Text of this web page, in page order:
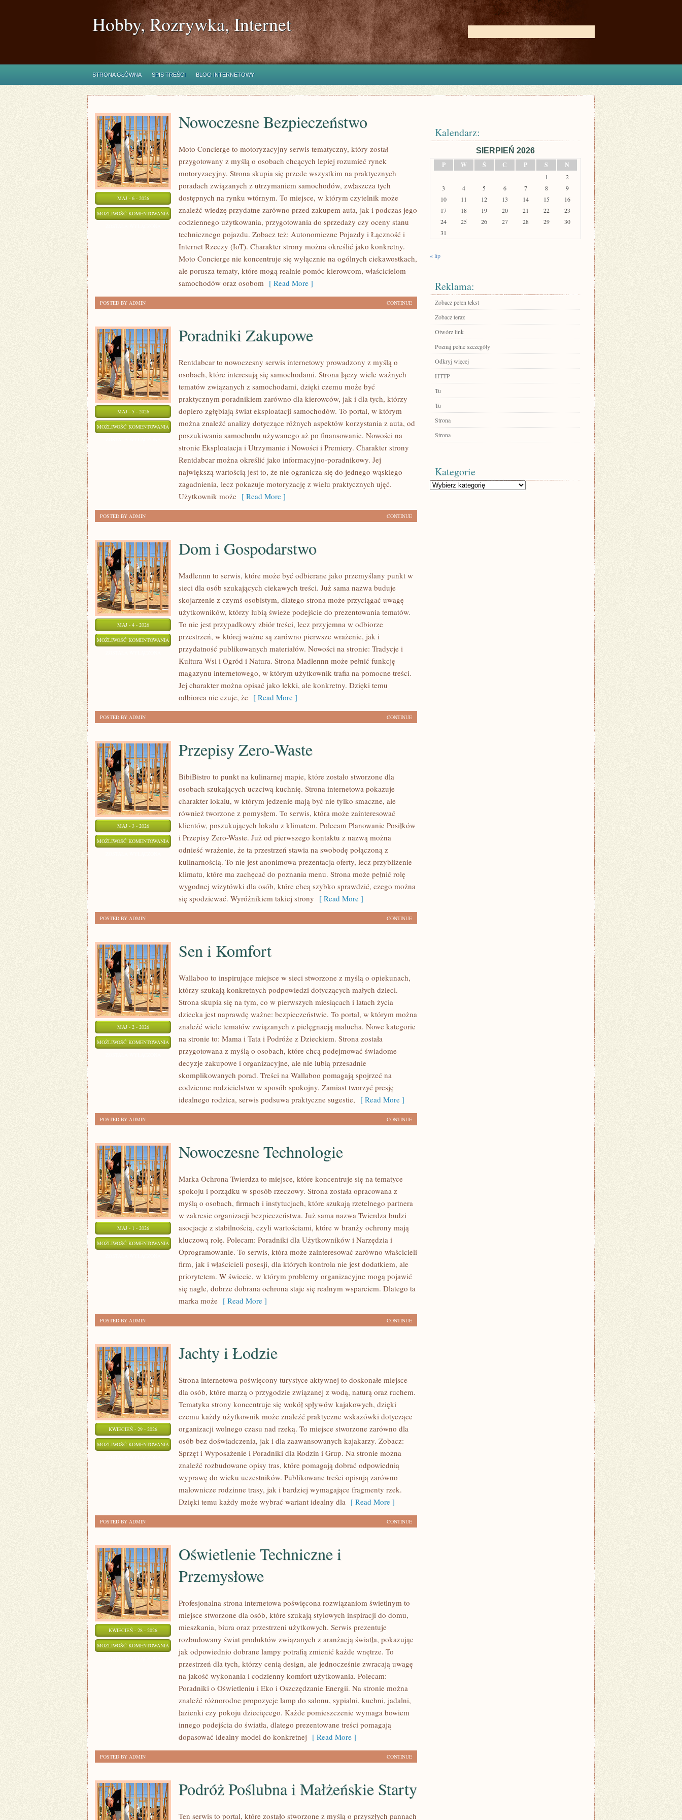
Hobby, Rozrywka, Internet
STRONA GŁÓWNA SPIS TREŚCI BLOG INTERNETOWY
MAJ - 6 - 2026
MOŻLIWOŚĆ KOMENTOWANIA NOWOCZESNE
BEZPIECZEŃSTWO
Nowoczesne Bezpieczeństwo
Moto Concierge to motoryzacyjny serwis tematyczny, który został
przygotowany z myślą o osobach chcących lepiej rozumieć rynek
motoryzacyjny. Strona skupia się przede wszystkim na praktycznych
poradach związanych z utrzymaniem samochodów, zwłaszcza tych
dostępnych na rynku wtórnym. To miejsce, w którym czytelnik może
znaleźć wiedzę przydatne zarówno przed zakupem auta, jak i podczas jego
codziennego użytkowania, przygotowania do sprzedaży czy oceny stanu
technicznego pojazdu. Zobacz też: Autonomiczne Pojazdy i Łączność i
Internet Rzeczy (IoT). Charakter strony można określić jako konkretny.
Moto Concierge nie koncentruje się wyłącznie na ogólnych ciekawostkach,
ale porusza tematy, które mogą realnie pomóc kierowcom, właścicielom
samochodów oraz osobom [ Read More ]
CONTINUE
POSTED BY ADMIN
MAJ - 5 - 2026
MOŻLIWOŚĆ KOMENTOWANIA PORADNIKI
ZAKUPOWE
Poradniki Zakupowe
Rentdabcar to nowoczesny serwis internetowy prowadzony z myślą o
osobach, które interesują się samochodami. Strona łączy wiele ważnych
tematów związanych z samochodami, dzięki czemu może być
praktycznym poradnikiem zarówno dla kierowców, jak i dla tych, którzy
dopiero zgłębiają świat eksploatacji samochodów. To portal, w którym
można znaleźć analizy dotyczące różnych aspektów korzystania z auta, od
poszukiwania samochodu używanego aż po finansowanie. Nowości na
stronie Eksploatacja i Utrzymanie i Nowości i Premiery. Charakter strony
Rentdabcar można określić jako informacyjno-poradnikowy. Jej
największą wartością jest to, że nie ogranicza się do jednego wąskiego
zagadnienia, lecz pokazuje motoryzację z wielu praktycznych ujęć.
Użytkownik może [ Read More ]
CONTINUE
POSTED BY ADMIN
MAJ - 4 - 2026
MOŻLIWOŚĆ KOMENTOWANIA DOM
GOSPODARSTWO
Dom i Gospodarstwo
Madlennn to serwis, które może być odbierane jako przemyślany punkt w
sieci dla osób szukających ciekawych treści. Już sama nazwa buduje
skojarzenie z czymś osobistym, dlatego strona może przyciągać uwagę
użytkowników, którzy lubią świeże podejście do prezentowania tematów.
To nie jest przypadkowy zbiór treści, lecz przyjemna w odbiorze
przestrzeń, w której ważne są zarówno pierwsze wrażenie, jak i
przydatność publikowanych materiałów. Nowości na stronie: Tradycje i
Kultura Wsi i Ogród i Natura. Strona Madlennn może pełnić funkcję
magazynu internetowego, w którym użytkownik trafia na pomocne treści.
Jej charakter można opisać jako lekki, ale konkretny. Dzięki temu
odbiorca nie czuje, że [ Read More ]
CONTINUE
POSTED BY ADMIN
MAJ - 3 - 2026
MOŻLIWOŚĆ KOMENTOWANIA PRZEPISY
ZERO-
WASTE
Przepisy Zero-Waste
BibiBistro to punkt na kulinarnej mapie, które zostało stworzone dla
osobach szukających uczciwą kuchnię. Strona internetowa pokazuje
charakter lokalu, w którym jedzenie mają być nie tylko smaczne, ale
również tworzone z pomysłem. To serwis, która może zainteresować
klientów, poszukujących lokalu z klimatem. Polecam Planowanie Posiłków
i Przepisy Zero-Waste. Już od pierwszego kontaktu z nazwą można
odnieść wrażenie, że ta przestrzeń stawia na swobodę połączoną z
kulinarnością. To nie jest anonimowa prezentacja oferty, lecz przybliżenie
klimatu, które ma zachęcać do poznania menu. Strona może pełnić rolę
wygodnej wizytówki dla osób, które chcą szybko sprawdzić, czego można
się spodziewać. Wyróżnikiem takiej strony [ Read More ]
CONTINUE
POSTED BY ADMIN
MAJ - 2 - 2026
MOŻLIWOŚĆ KOMENTOWANIA
KOMFORT
Sen i Komfort
Wallaboo to inspirujące miejsce w sieci stworzone z myślą o opiekunach,
którzy szukają konkretnych podpowiedzi dotyczących małych dzieci.
Strona skupia się na tym, co w pierwszych miesiącach i latach życia
dziecka jest naprawdę ważne: bezpieczeństwie. To portal, w którym można
znaleźć wiele tematów związanych z pielęgnacją malucha. Nowe kategorie
na stronie to: Mama i Tata i Podróże z Dzieckiem. Strona została
przygotowana z myślą o osobach, które chcą podejmować świadome
decyzje zakupowe i organizacyjne, ale nie lubią przesadnie
skomplikowanych porad. Treści na Wallaboo pomagają spojrzeć na
codzienne rodzicielstwo w sposób spokojny. Zamiast tworzyć presję
idealnego rodzica, serwis podsuwa praktyczne sugestie, [ Read More ]
CONTINUE
POSTED BY ADMIN
MAJ - 1 - 2026
MOŻLIWOŚĆ KOMENTOWANIA NOWOCZESNE
TECHNOLOGIE
Nowoczesne Technologie
Marka Ochrona Twierdza to miejsce, które koncentruje się na tematyce
spokoju i porządku w sposób rzeczowy. Strona została opracowana z
myślą o osobach, firmach i instytucjach, które szukają rzetelnego partnera
w zakresie organizacji bezpieczeństwa. Już sama nazwa Twierdza budzi
asocjacje z stabilnością, czyli wartościami, które w branży ochrony mają
kluczową rolę. Polecam: Poradniki dla Użytkowników i Narzędzia i
Oprogramowanie. To serwis, która może zainteresować zarówno właścicieli
firm, jak i właścicieli posesji, dla których kontrola nie jest dodatkiem, ale
priorytetem. W świecie, w którym problemy organizacyjne mogą pojawić
się nagle, dobrze dobrana ochrona staje się realnym wsparciem. Dlatego ta
marka może [ Read More ]
CONTINUE
POSTED BY ADMIN
KWIECIEŃ - 29 - 2026
MOŻLIWOŚĆ KOMENTOWANIA JACHTY
ŁODZIE
Jachty i Łodzie
Strona internetowa poświęcony turystyce aktywnej to doskonałe miejsce
dla osób, które marzą o przygodzie związanej z wodą, naturą oraz ruchem.
Tematyka strony koncentruje się wokół spływów kajakowych, dzięki
czemu każdy użytkownik może znaleźć praktyczne wskazówki dotyczące
organizacji wolnego czasu nad rzeką. To miejsce stworzone zarówno dla
osób bez doświadczenia, jak i dla zaawansowanych kajakarzy. Zobacz:
Sprzęt i Wyposażenie i Poradniki dla Rodzin i Grup. Na stronie można
znaleźć rozbudowane opisy tras, które pomagają dobrać odpowiednią
wyprawę do wieku uczestników. Publikowane treści opisują zarówno
malownicze rodzinne trasy, jak i bardziej wymagające fragmenty rzek.
Dzięki temu każdy może wybrać wariant idealny dla [ Read More ]
CONTINUE
POSTED BY ADMIN
KWIECIEŃ - 28 - 2026
MOŻLIWOŚĆ KOMENTOWANIA
TECHNICZNE
PRZEMYSŁOWE
Oświetlenie Techniczne i
Przemysłowe
Profesjonalna strona internetowa poświęcona rozwiązaniom świetlnym to
miejsce stworzone dla osób, które szukają stylowych inspiracji do domu,
mieszkania, biura oraz przestrzeni użytkowych. Serwis prezentuje
rozbudowany świat produktów związanych z aranżacją światła, pokazując
jak odpowiednio dobrane lampy potrafią zmienić każde wnętrze. To
przestrzeń dla tych, którzy cenią design, ale jednocześnie zwracają uwagę
na jakość wykonania i codzienny komfort użytkowania. Polecam:
Poradniki o Oświetleniu i Eko i Oszczędzanie Energii. Na stronie można
znaleźć różnorodne propozycje lamp do salonu, sypialni, kuchni, jadalni,
łazienki czy pokoju dziecięcego. Każde pomieszczenie wymaga bowiem
innego podejścia do światła, dlatego prezentowane treści pomagają
dopasować idealny model do konkretnej [ Read More ]
CONTINUE
POSTED BY ADMIN
Podróż Poślubna i Małżeńskie Starty
Ten serwis to portal, które zostało stworzone z myślą o przyszłych pannach
Kalendarz:
SIERPIEŃ 2026
P
W Ś C P S N
1
2
3
4 5 6 7 8
9
10
11 12 13 14 15
16
17
18 19 20 21 22
23
24
25 26 27 28 29
30
31
« lip
Reklama:
Zobacz pełen tekst
Zobacz teraz
Otwórz link
Poznaj pełne szczegóły
Odkryj więcej
HTTP
Tu
Tu
Strona
Strona
Kategorie
Kategorie